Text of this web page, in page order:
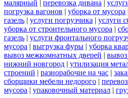
малярный | перевозка дивана |
погрузка вагонов | уборка от мусора
газель | услуги погрузчика | услуги
уборка от строительного мусора |
газель | услуги фронтального
мусора | выгрузка фуры | уборка
вывоз межкомнатных дверей |
нижний новгород | утилизация
строений | разнорабочие на час |
сборщики мебели недорого |
мусора | упаковочный материал |